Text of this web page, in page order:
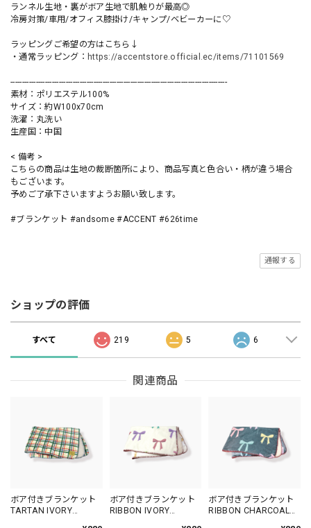
ランネル生地・裏がボア生地で肌触りが最高◎
冷房対策/車用/オフィス膝掛け/キャンプ/ベビーカーに♡
ラッピングご希望の方はこちら↓
・通常ラッピング： https://accentstore.official.ec/items/71101569
----------------------------------------------------------------------------------------------
素材：ポリエステル100%
サイズ：約W100x70cm
洗濯：丸洗い
生産国：中国
< 備考 >
こちらの商品は生地の裁断箇所により、商品写真と色合い・柄が違う場合
もございます。
予めご了承下さいますようお願い致します。
#ブランケット #andsome #ACCENT #626time
通報する
ショップの評価
すべて 219 5 6
関連商品
ボア付きブランケット
TARTAN IVORY
ボア付きブランケット
RIBBON IVORY
ボア付きブランケット
RIBBON CHARCOAL